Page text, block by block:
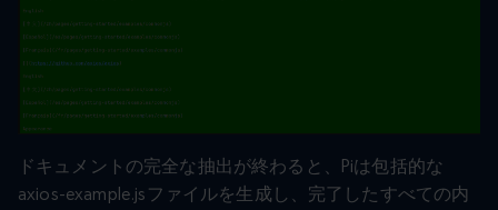
ドキュメントの完全な抽出が終わると、Piは包括的な
axios-example.jsファイルを生成し、完了したすべての内